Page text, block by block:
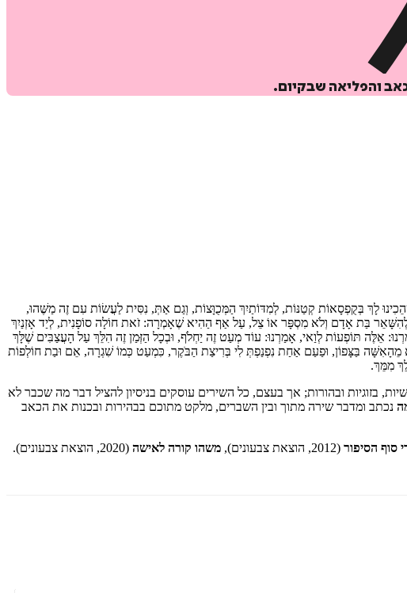
והפליאה שבקיום.
לָךְ בְּקֻפְסָאוֹת קְטַנּוֹת, לְמִדּוֹתַיִךְ הַמְּכֻוָּצוֹת, וְגַם אַתְּ, נִסִּית לַעֲשׂוֹת עִם זֶה מַשֶּׁהוּ,
בַּת אָדָם וְלֹא מִסְפָּר אוֹ צֵל, עַל אַף הַהִיא שֶׁאָמְרָה: זֹאת חוֹלָה סוֹפָנִית, לְיַד אָזְנַיִךְ
אֵלֶּה תּוֹפְעוֹת לְוַאי, אָמַרְנוּ: עוֹד מְעַט זֶה יַחְלֹף, וּבְכָל הַזְּמַן זֶה הִלֵּךְ עַל הָעֲצַבִּים שֶׁלָּךְ
מֵהָאִשָּׁה בַּצָּפוֹן, וּפַעַם אַחַת נִפְנַפְתְּ לִי בְּרִיצַת הַבֹּקֶר, כִּמְעַט כְּמוֹ שִׁגְרָה, אֵם וּבַת חוֹלְפוֹת
מִמֵּךְ.
ובהורות; אך בעצם, כל השירים עוסקים בניסיון להציל דבר מה שכבר לא
נכתב ומדבר שירה מתוך ובין השברים, מלקט מתוכם בבהירות ובכנות את הכאב
סוף הסיפור (2012, הוצאת צבעונים), משהו קורה לאישה (2020, הוצאת צבעונים).